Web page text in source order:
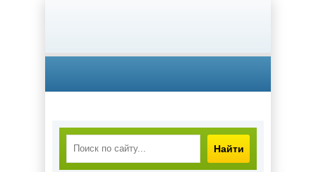
Найти